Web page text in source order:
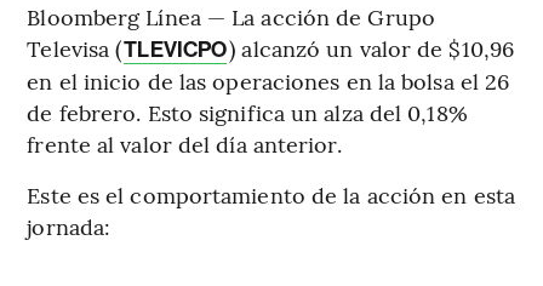
Bloomberg Línea — La acción de Grupo
Televisa (TLEVICPO) alcanzó un valor de $10,96
en el inicio de las operaciones en la bolsa el 26
de febrero. Esto significa un alza del 0,18%
frente al valor del día anterior.
Este es el comportamiento de la acción en esta
jornada: